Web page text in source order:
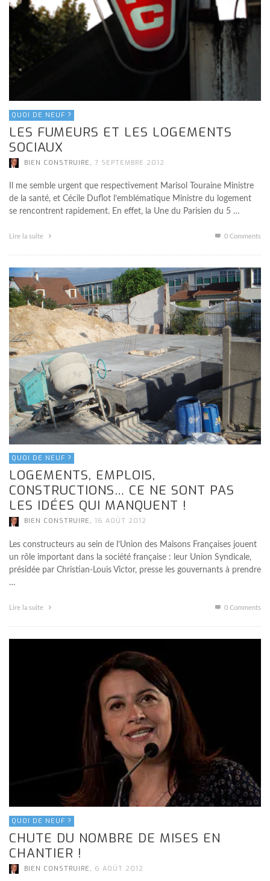
QUOI DE NEUF ?
LES FUMEURS ET LES LOGEMENTS
SOCIAUX
BIEN CONSTRUIRE , 7 SEPTEMBRE 2012
Il me semble urgent que respectivement Marisol Touraine Ministre
de la santé, et Cécile Duflot l’emblématique Ministre du logement
se rencontrent rapidement. En effet, la Une du Parisien du 5 …
Lire la suite 0 Comments
QUOI DE NEUF ?
LOGEMENTS, EMPLOIS,
CONSTRUCTIONS… CE NE SONT PAS
LES IDÉES QUI MANQUENT !
BIEN CONSTRUIRE , 16 AOÛT 2012
Les constructeurs au sein de l’Union des Maisons Françaises jouent
un rôle important dans la société française : leur Union Syndicale,
présidée par Christian-Louis Victor, presse les gouvernants à prendre
…
Lire la suite 0 Comments
QUOI DE NEUF ?
CHUTE DU NOMBRE DE MISES EN
CHANTIER !
BIEN CONSTRUIRE , 6 AOÛT 2012